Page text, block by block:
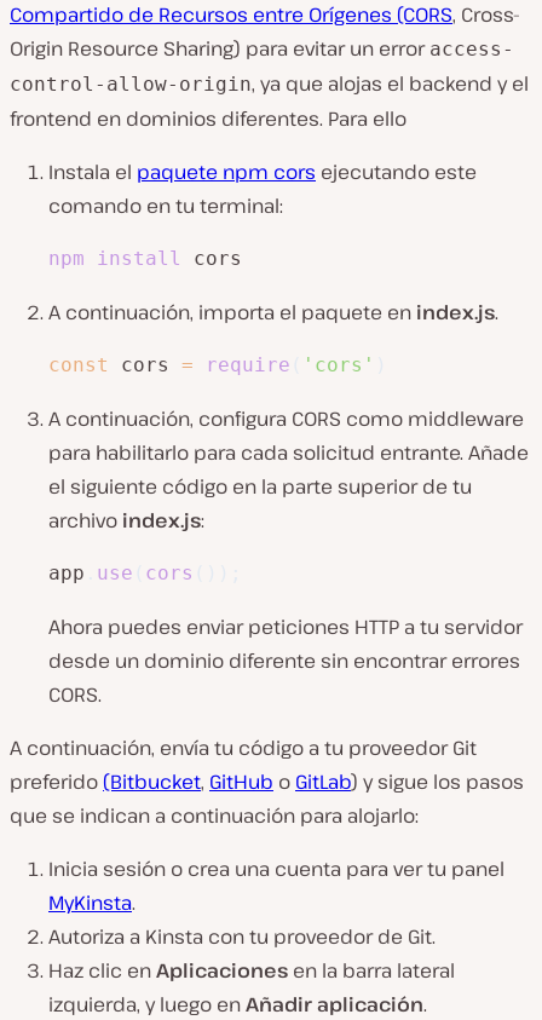
Compartido de Recursos entre Orígenes (CORS, Cross-
Origin Resource Sharing) para evitar un error access-
control-allow-origin, ya que alojas el backend y el
frontend en dominios diferentes. Para ello
Instala el paquete npm cors ejecutando este
comando en tu terminal:
npm install cors
A continuación, importa el paquete en index.js.
const cors = require 'cors'
A continuación, configura CORS como middleware
para habilitarlo para cada solicitud entrante. Añade
el siguiente código en la parte superior de tu
archivo index.js:
app use cors
Ahora puedes enviar peticiones HTTP a tu servidor
desde un dominio diferente sin encontrar errores
CORS.
A continuación, envía tu código a tu proveedor Git
preferido (Bitbucket, GitHub o GitLab) y sigue los pasos
que se indican a continuación para alojarlo:
Inicia sesión o crea una cuenta para ver tu panel
MyKinsta.
Autoriza a Kinsta con tu proveedor de Git.
Haz clic enAplicaciones en la barra lateral
izquierda, y luego enAñadir aplicación.